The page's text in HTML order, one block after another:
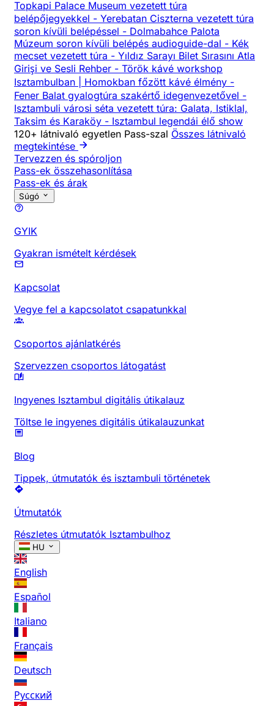
Topkapi Palace Museum vezetett túra
belépőjegyekkel - Yerebatan Ciszterna vezetett túra
soron kívüli belépéssel - Dolmabahce Palota
Múzeum soron kívüli belépés audioguide-dal - Kék
mecset vezetett túra - Yıldız Sarayı Bilet Sırasını Atla
Girişi ve Sesli Rehber - Török kávé workshop
Isztambulban | Homokban főzött kávé élmény -
Fener Balat gyalogtúra szakértő idegenvezetővel -
Isztambuli városi séta vezetett túra: Galata, Istiklal,
Taksim és Karaköy - Isztambul legendái élő show
120+ látnivaló egyetlen Pass-szal Összes látnivaló
megtekintése
Tervezzen és spóroljon
Pass-ek összehasonlítása
Pass-ek és árak
Súgó
GYIK
Gyakran ismételt kérdések
Kapcsolat
Vegye fel a kapcsolatot csapatunkkal
Csoportos ajánlatkérés
Szervezzen csoportos látogatást
Ingyenes Isztambul digitális útikalauz
Töltse le ingyenes digitális útikalauzunkat
Blog
Tippek, útmutatók és isztambuli történetek
Útmutatók
Részletes útmutatók Isztambulhoz
HU
English
Español
Italiano
Français
Deutsch
Русский